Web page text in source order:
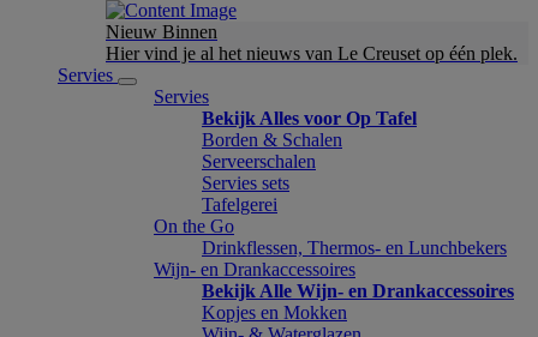
Nieuw Binnen
Hier vind je al het nieuws van Le Creuset op één plek.
Servies
Servies
Bekijk Alles voor Op Tafel
Borden & Schalen
Serveerschalen
Servies sets
Tafelgerei
On the Go
Drinkflessen, Thermos- en Lunchbekers
Wijn- en Drankaccessoires
Bekijk Alle Wijn- en Drankaccessoires
Kopjes en Mokken